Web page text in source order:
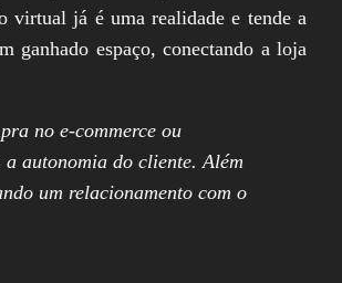
virtual já é uma realidade e tende a
ganhado espaço, conectando a loja
no e-commerce ou
autonomia do cliente. Além
um relacionamento com o